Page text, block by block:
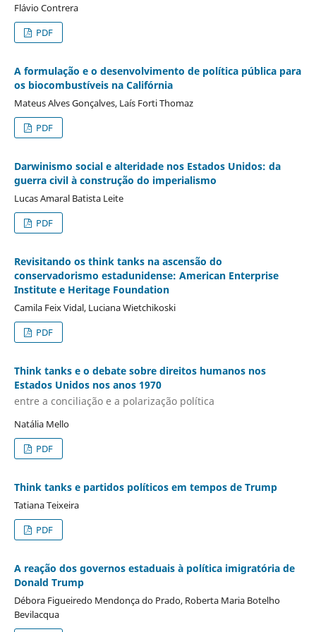
Flávio Contrera
PDF
A formulação e o desenvolvimento de política pública para
os biocombustíveis na Califórnia
Mateus Alves Gonçalves, Laís Forti Thomaz
PDF
Darwinismo social e alteridade nos Estados Unidos: da
guerra civil à construção do imperialismo
Lucas Amaral Batista Leite
PDF
Revisitando os think tanks na ascensão do
conservadorismo estadunidense: American Enterprise
Institute e Heritage Foundation
Camila Feix Vidal, Luciana Wietchikoski
PDF
Think tanks e o debate sobre direitos humanos nos
Estados Unidos nos anos 1970
entre a conciliação e a polarização política
Natália Mello
PDF
Think tanks e partidos políticos em tempos de Trump
Tatiana Teixeira
PDF
A reação dos governos estaduais à política imigratória de
Donald Trump
Débora Figueiredo Mendonça do Prado, Roberta Maria Botelho
Bevilacqua